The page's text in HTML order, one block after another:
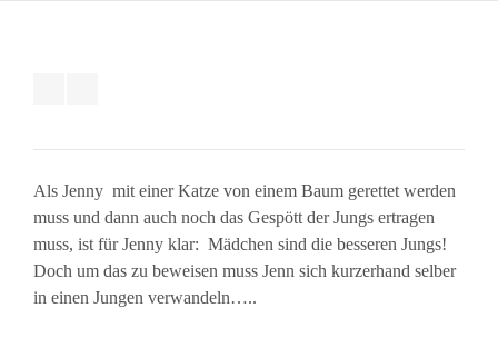
Als Jenny mit einer Katze von einem Baum gerettet werden
muss und dann auch noch das Gespött der Jungs ertragen
muss, ist für Jenny klar: Mädchen sind die besseren Jungs!
Doch um das zu beweisen muss Jenn sich kurzerhand selber
in einen Jungen verwandeln…..